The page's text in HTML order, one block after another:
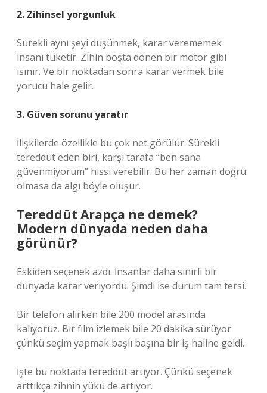
2. Zihinsel yorgunluk
Sürekli aynı şeyi düşünmek, karar verememek
insanı tüketir. Zihin boşta dönen bir motor gibi
ısınır. Ve bir noktadan sonra karar vermek bile
yorucu hale gelir.
3. Güven sorunu yaratır
İlişkilerde özellikle bu çok net görülür. Sürekli
tereddüt eden biri, karşı tarafa “ben sana
güvenmiyorum” hissi verebilir. Bu her zaman doğru
olmasa da algı böyle oluşur.
Tereddüt Arapça ne demek?
Modern dünyada neden daha
görünür?
Eskiden seçenek azdı. İnsanlar daha sınırlı bir
dünyada karar veriyordu. Şimdi ise durum tam tersi.
Bir telefon alırken bile 200 model arasında
kalıyoruz. Bir film izlemek bile 20 dakika sürüyor
çünkü seçim yapmak başlı başına bir iş haline geldi.
İşte bu noktada tereddüt artıyor. Çünkü seçenek
arttıkça zihnin yükü de artıyor.